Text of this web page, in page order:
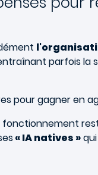
parfois la
pour gagner en
fonctionnement
« IA natives »